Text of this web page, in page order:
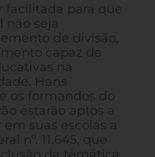
facilitada para que
não seja
de divisão,
capaz de
na
Hans
os formandos do
estarão aptos a
suas escolas a
nº. 11.645, que